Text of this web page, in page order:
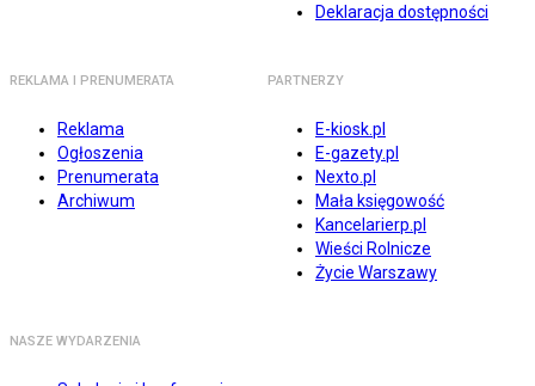
Deklaracja dostępności
REKLAMA I PRENUMERATA
Reklama
Ogłoszenia
Prenumerata
Archiwum
PARTNERZY
E-kiosk.pl
E-gazety.pl
Nexto.pl
Mała księgowość
Kancelarierp.pl
Wieści Rolnicze
Życie Warszawy
NASZE WYDARZENIA